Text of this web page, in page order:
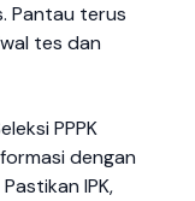
Pantau terus
tes dan
PPPK
dengan
IPK,